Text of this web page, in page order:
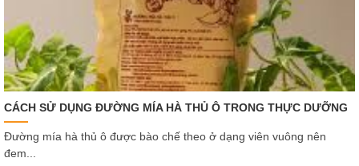
CÁCH SỬ DỤNG ĐƯỜNG MÍA HÀ THỦ Ô TRONG THỰC DƯỠNG
Đường mía hà thủ ô được bào chế theo ở dạng viên vuông nên
đem...